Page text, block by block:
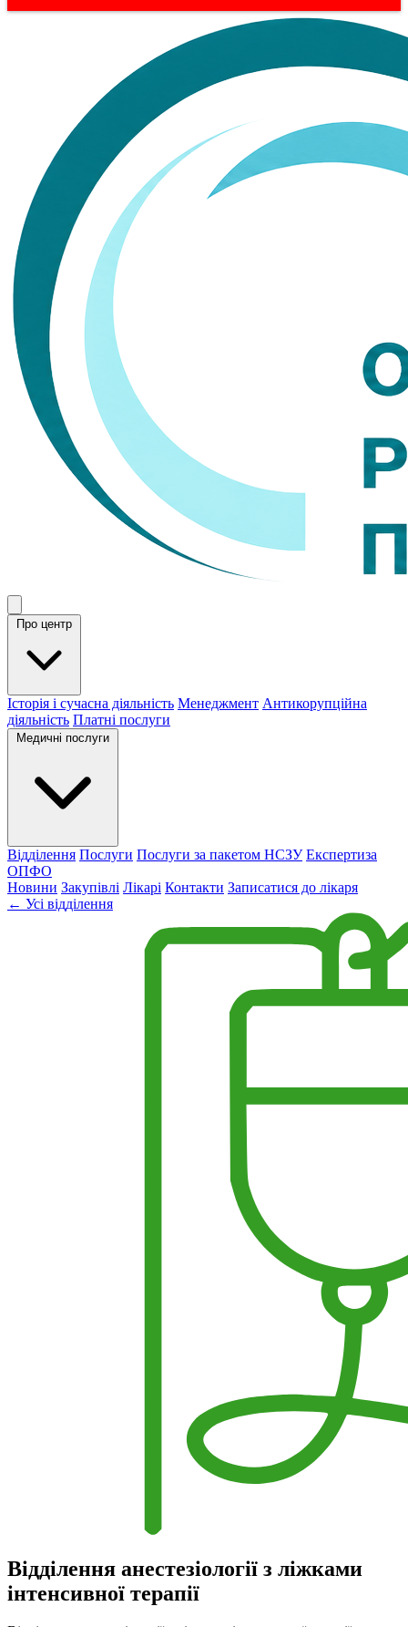
Про центр
Історія і сучасна діяльність Менеджмент Антикорупційна
діяльність Платні послуги
Медичні послуги
Відділення Послуги Послуги за пакетом НСЗУ Експертиза
ОПФО
Новини Закупівлі Лікарі Контакти Записатися до лікаря
← Усі відділення
Відділення анестезіології з ліжками
інтенсивної терапії